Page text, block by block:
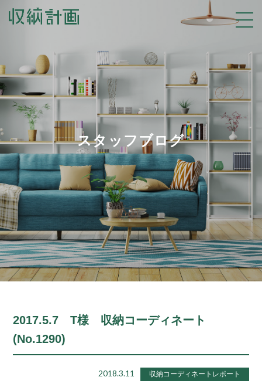
スタッフブログ
2017.5.7 T様 収納コーディネート
(No.1290)
2018.3.11 収納コーディネートレポート